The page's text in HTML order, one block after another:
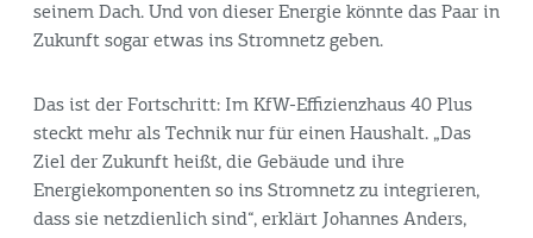
seinem Dach. Und von dieser Energie könnte das Paar in
Zukunft sogar etwas ins Stromnetz geben.
Das ist der Fortschritt: Im KfW-Effizienzhaus 40 Plus
steckt mehr als Technik nur für einen Haushalt. „Das
Ziel der Zukunft heißt, die Gebäude und ihre
Energiekomponenten so ins Stromnetz zu integrieren,
dass sie netzdienlich sind“, erklärt Johannes Anders,